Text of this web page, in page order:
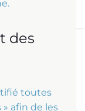
des
toutes
» afin de les